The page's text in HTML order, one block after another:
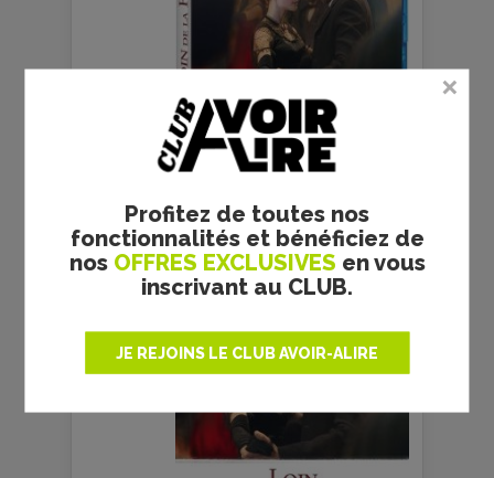
Profitez de toutes nos
fonctionnalités et bénéficiez de
nos OFFRES EXCLUSIVES en vous
inscrivant au CLUB.
JE REJOINS LE CLUB AVOIR-ALIRE
LOIN DE LA FOULE
CRITIQUE DU FILM